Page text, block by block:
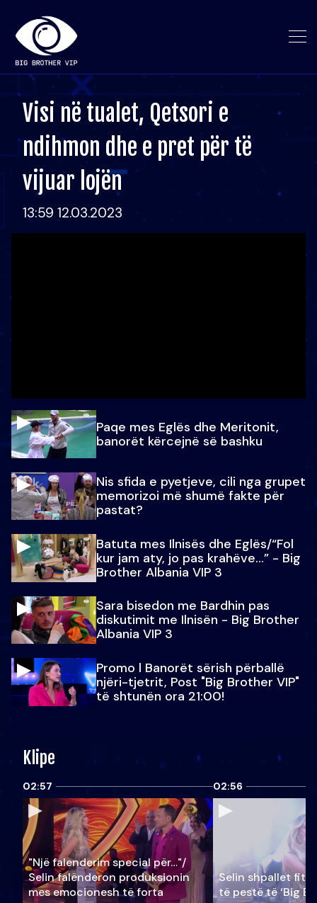
Visi në tualet, Qetsori e
ndihmon dhe e pret për të
vijuar lojën
13:59 12.03.2023
Paqe mes Eglës dhe Meritonit,
banorët kërcejnë së bashku
Nis sfida e pyetjeve, cili nga grupet
memorizoi më shumë fakte për
pastat?
Batuta mes Ilnisës dhe Eglës/“Fol
kur jam aty, jo pas krahëve…” - Big
Brother Albania VIP 3
Sara bisedon me Bardhin pas
diskutimit me Ilnisën - Big Brother
Albania VIP 3
Promo l Banorët sërish përballë
njëri-tjetrit, Post "Big Brother VIP"
të shtunën ora 21:00!
Klipe
02:57
"Një falenderim special për…"/
Selin falënderon produksionin
mes emocionesh të forta
02:56
Selin shpallet
të pestë të ‘Big